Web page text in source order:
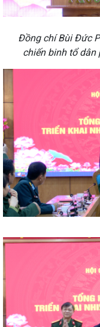
Đồng chí Bùi Đức
chiến binh tổ dân